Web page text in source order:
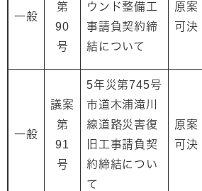
一般
第
90
号
ウンド整備工
事請負契約締
結について
原案
可決
一般
議案
第
91
号
5年災第745号
市道木浦滝川
線道路災害復
旧工事請負契
約締結につい
て
原案
可決